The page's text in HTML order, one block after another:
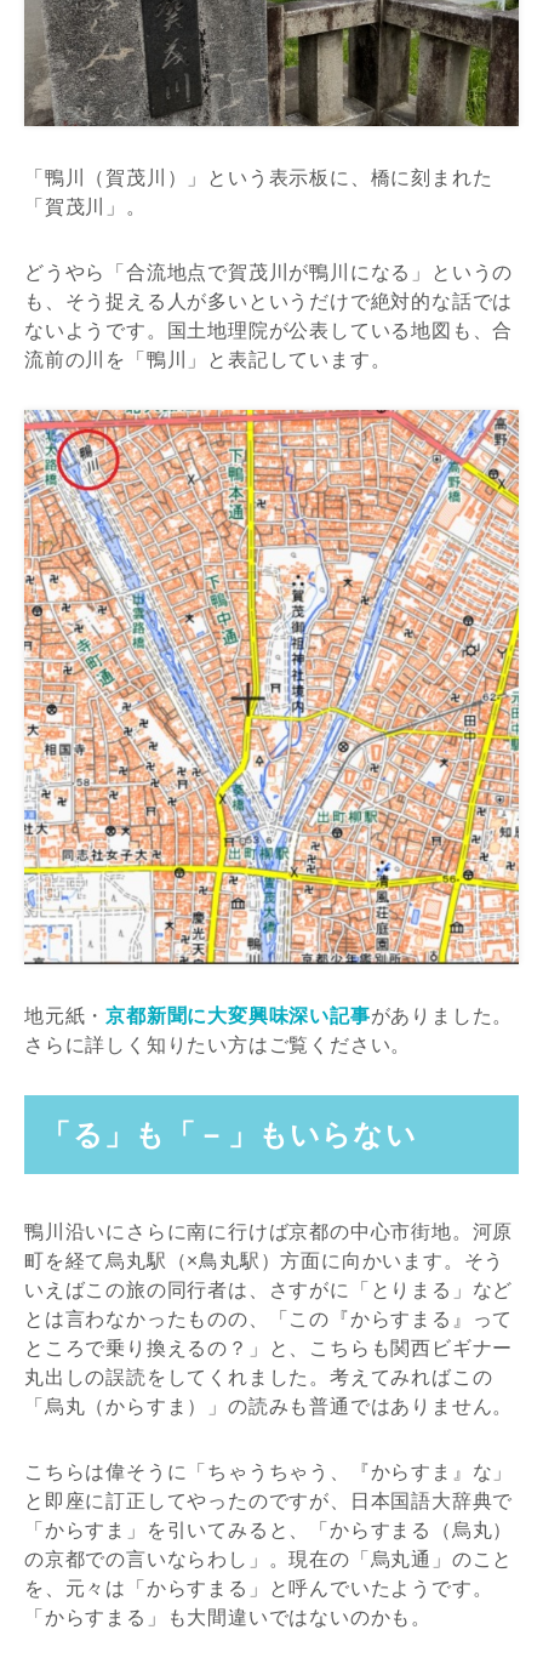
「鴨川（賀茂川）」という表示板に、橋に刻まれた
「賀茂川」。
どうやら「合流地点で賀茂川が鴨川になる」というの
も、そう捉える人が多いというだけで絶対的な話では
ないようです。国土地理院が公表している地図も、合
流前の川を「鴨川」と表記しています。
地元紙・京都新聞に大変興味深い記事がありました。
さらに詳しく知りたい方はご覧ください。
「る」も「－」もいらない
鴨川沿いにさらに南に行けば京都の中心市街地。河原
町を経て烏丸駅（×鳥丸駅）方面に向かいます。そう
いえばこの旅の同行者は、さすがに「とりまる」など
とは言わなかったものの、「この『からすまる』って
ところで乗り換えるの？」と、こちらも関西ビギナー
丸出しの誤読をしてくれました。考えてみればこの
「烏丸（からすま）」の読みも普通ではありません。
こちらは偉そうに「ちゃうちゃう、『からすま』な」
と即座に訂正してやったのですが、日本国語大辞典で
「からすま」を引いてみると、「からすまる（烏丸）
の京都での言いならわし」。現在の「烏丸通」のこと
を、元々は「からすまる」と呼んでいたようです。
「からすまる」も大間違いではないのかも。